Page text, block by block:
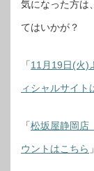
気になった方は
てはいかが？
「11月19日(火)
ィシャルサイト
「松坂屋静岡店
ウントはこちら 」